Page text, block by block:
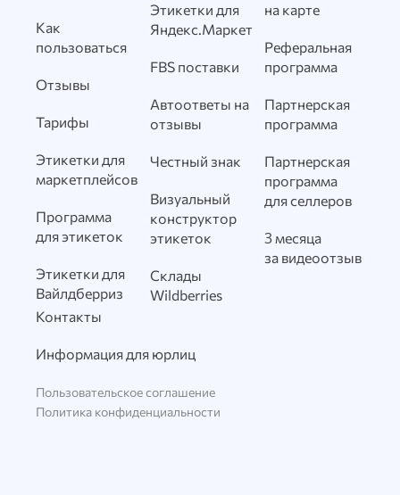
Как
пользоваться
Отзывы
Тарифы
Этикетки для
маркетплейсов
Программа
для этикеток
Этикетки для
Вайлдберриз
Этикетки для
Яндекс.Маркет
FBS поставки
Автоответы на
отзывы
Честный знак
Визуальный
конструктор
этикеток
Склады
Wildberries
на карте
Реферальная
программа
Партнерская
программа
Партнерская
программа
для селлеров
3 месяца
за видеоотзыв
Контакты
Информация для юрлиц
Пользовательское соглашение
Политика конфиденциальности